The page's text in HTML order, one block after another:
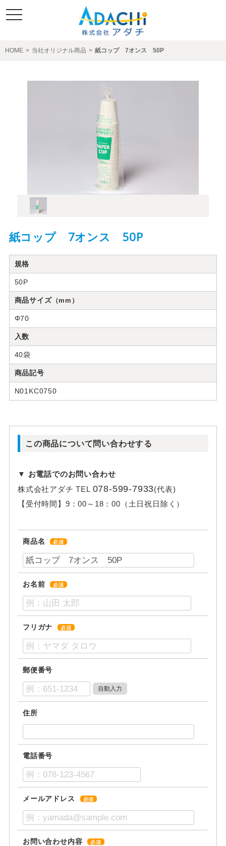
toggle
navigation
HOME > 当社オリジナル商品 > 紙コップ 7オンス 50P
紙コップ 7オンス 50P
規格
50P
商品サイズ（mm）
Φ70
入数
40袋
商品記号
N01KC0750
この商品について問い合わせする
▼ お電話でのお問い合わせ
株式会社アダチTEL 078-599-7933(代表)
【受付時間】 9：00～18：00（土日祝日除く）
商品名 必須
お名前 必須
フリガナ 必須
郵便番号
住所
電話番号
メールアドレス 必須
お問い合わせ内容 必須